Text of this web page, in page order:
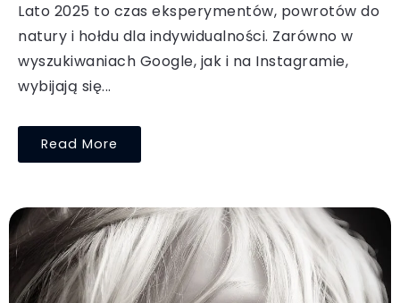
Lato 2025 to czas eksperymentów, powrotów do
natury i hołdu dla indywidualności. Zarówno w
wyszukiwaniach Google, jak i na Instagramie,
wybijają się...
Read More